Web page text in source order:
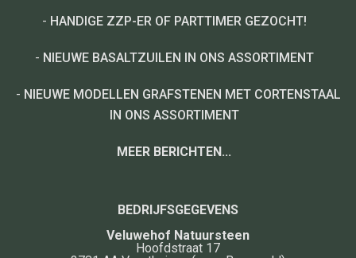
BEDRIJFSGEGEVENS
Veluwehof Natuursteen
Hoofdstraat 17
- HANDIGE ZZP-ER OF PARTTIMER GEZOCHT!
- NIEUWE BASALTZUILEN IN ONS ASSORTIMENT
- NIEUWE MODELLEN GRAFSTENEN MET CORTENSTAAL
IN ONS ASSORTIMENT
MEER BERICHTEN...